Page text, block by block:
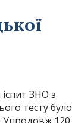
ЗНО з
тесту було